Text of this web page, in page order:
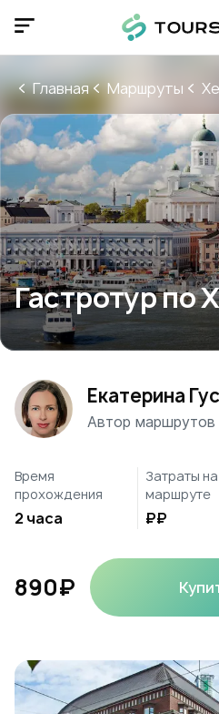
Главная Маршруты
Гастротур по
Екатерина
Автор маршрутов
Время
прохождения
2 часа
Затраты на
маршруте
₽₽
890₽